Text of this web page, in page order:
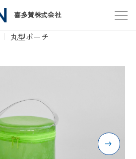
喜多賛株式会社
丸型ポーチ